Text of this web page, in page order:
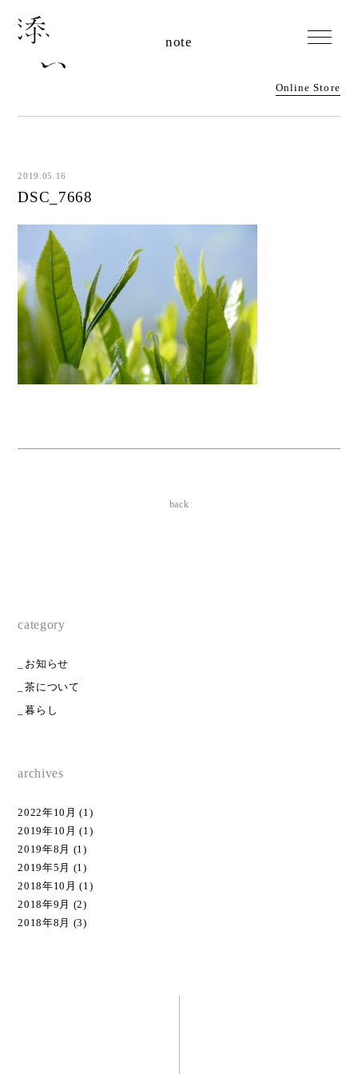
Online Store
note
2019.05.16
DSC_7668
back
category
お知らせ
茶について
暮らし
archives
2022年10月 (1)
2019年10月 (1)
2019年8月 (1)
2019年5月 (1)
2018年10月 (1)
2018年9月 (2)
2018年8月 (3)